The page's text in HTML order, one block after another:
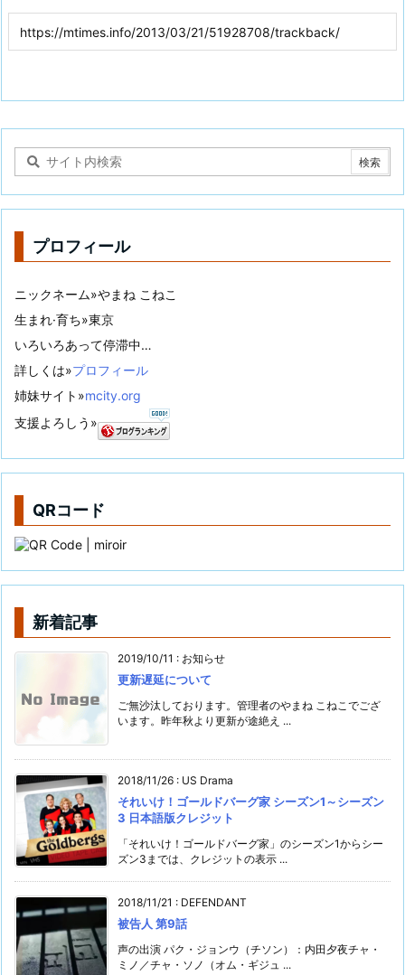
プロフィール
ニックネーム»やまね こねこ
生まれ·育ち»東京
いろいろあって停滞中…
詳しくは»プロフィール
姉妹サイト»mcity.org
支援よろしう»
QRコード
新着記事
2019/10/11 : お知らせ
更新遅延について
ご無沙汰しております。管理者のやまね こねこでござ
います。昨年秋より更新が途絶え ...
2018/11/26 : US Drama
それいけ！ゴールドバーグ家 シーズン1～シーズン
3 日本語版クレジット
「それいけ！ゴールドバーグ家」のシーズン1からシー
ズン3までは、クレジットの表示 ...
2018/11/21 : DEFENDANT
被告人 第9話
声の出演 パク・ジョンウ（チソン）：内田夕夜チャ・
ミノ／チャ・ソノ（オム・ギジュ ...